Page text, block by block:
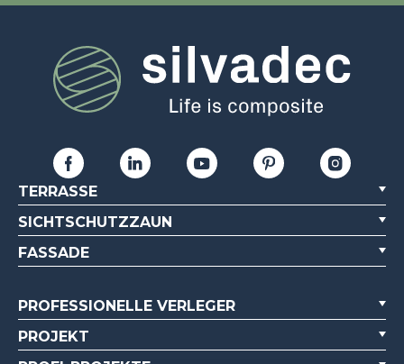
TERRASSE
SICHTSCHUTZZAUN
FASSADE
PROFESSIONELLE VERLEGER
PROJEKT